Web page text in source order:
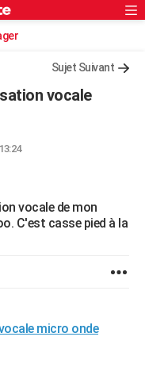
Sujet Suivant
vocale
vocale de mon
C'est casse pied à la
micro onde